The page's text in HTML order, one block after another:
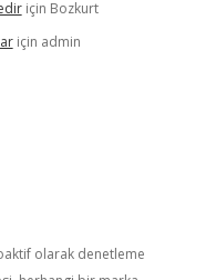
için Bozkurt
için admin
olarak denetleme